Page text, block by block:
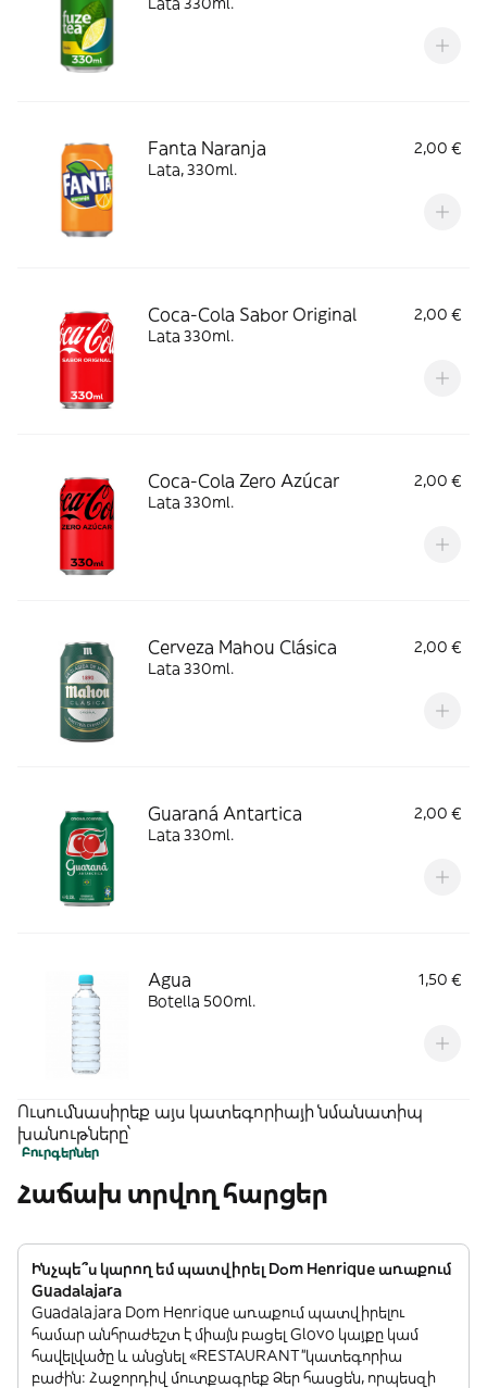
Fanta Naranja
2,00 €
Lata, 330ml.
Coca-Cola Sabor Original
2,00 €
Lata 330ml.
Coca-Cola Zero Azúcar
2,00 €
Lata 330ml.
Cerveza Mahou Clásica
2,00 €
Lata 330ml.
Guaraná Antartica
2,00 €
Lata 330ml.
Agua
1,50 €
Botella 500ml.
Ուսումնասիրեք այս կատեգորիայի նմանատիպ
խանութները՝
Բուրգերներ
Հաճախ տրվող հարցեր
Ինչպե՞ս կարող եմ պատվիրել Dom Henrique առաքում
Guadalajara
Guadalajara Dom Henrique առաքում պատվիրելու
համար անհրաժեշտ է միայն բացել Glovo կայքը կամ
հավելվածը և անցնել «RESTAURANT”կատեգորիա
բաժին: Հաջորդիվ մուտքագրեք Ձեր հասցեն, որպեսզի